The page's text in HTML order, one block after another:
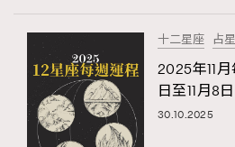
十二星座 占星
2025年11
日至11月8日
30.10.2025